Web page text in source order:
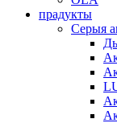
прадукты
Серыя